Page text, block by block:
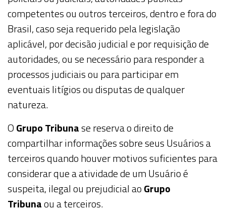
competentes ou outros terceiros, dentro e fora do
Brasil, caso seja requerido pela legislação
aplicável, por decisão judicial e por requisição de
autoridades, ou se necessário para responder a
processos judiciais ou para participar em
eventuais litígios ou disputas de qualquer
natureza.
OGrupo Tribunase reserva o direito de
compartilhar informações sobre seusUsuáriosa
terceiros quando houver motivos suficientes para
considerar que a atividade de umUsuárioé
suspeita, ilegal ou prejudicial aoGrupo
Tribunaou a terceiros.